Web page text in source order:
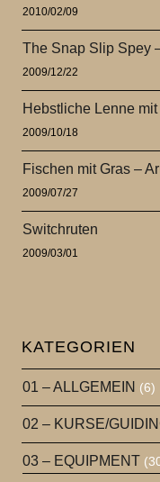
2010/02/09
The Snap Slip Spey
2009/12/22
Hebstliche Lenne
2009/10/18
Fischen mit Gras –
2009/07/27
Switchruten
2009/03/01
KATEGORIEN
01 – ALLGEMEIN (6)
02 – KURSE/
03 – EQUIPMENT